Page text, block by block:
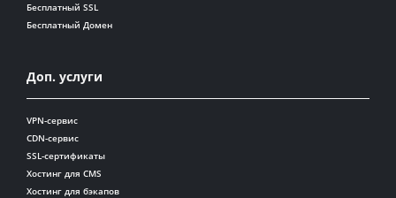
Бесплатный SSL
Бесплатный Домен
Доп. услуги
VPN-сервис
CDN-сервис
SSL-сертификаты
Хостинг для CMS
Хостинг для бэкапов